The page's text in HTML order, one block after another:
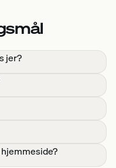
jer?